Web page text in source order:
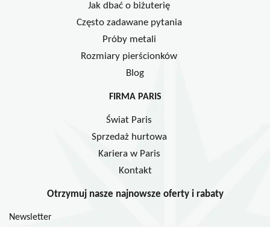
Jak dbać o biżuterię
Często zadawane pytania
Próby metali
Rozmiary pierścionków
Blog
FIRMA PARIS
Świat Paris
Sprzedaż hurtowa
Kariera w Paris
Kontakt
Otrzymuj nasze najnowsze oferty i rabaty
Newsletter